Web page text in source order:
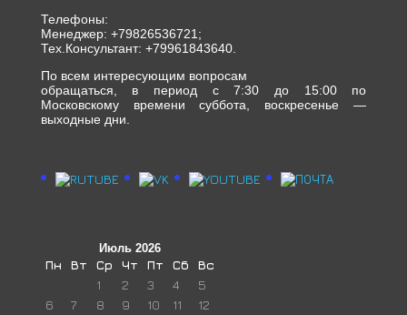
Телефоны:
Менеджер: +79826536721;
Тех.Консультант: +79961843640.
По всем интересующим вопросам
обращаться, в период с 7:30 до 15:00 по
Московскому времени суббота, воскресенье —
выходные дни.
Июль 2026
Пн Вт Ср Чт Пт Сб
Вс
1
2 3 4
5
6
7 8 9 10 11
12